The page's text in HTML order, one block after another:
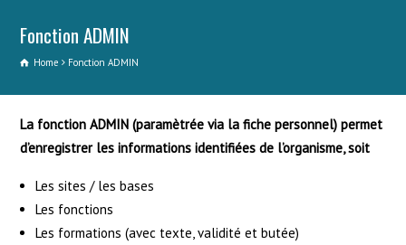
Fonction ADMIN
Home Fonction ADMIN
La fonction ADMIN (paramètrée via la fiche personnel) permet
d’enregistrer les informations identifiées de l’organisme, soit
Les sites / les bases
Les fonctions
Les formations (avec texte, validité et butée)